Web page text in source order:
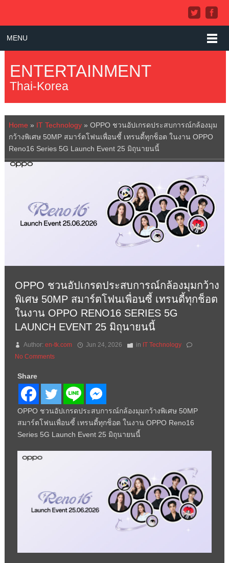
MENU
ENTERTAINMENT
Thai-Korea
Home » IT Technology» OPPO ชวนอัปเกรดประสบการณ์กล้องมุม
กว้างพิเศษ 50MP สมาร์ตโฟนเพื่อนซี้ เทรนดี้ทุกช็อต ในงาน OPPO
Reno16 Series 5G Launch Event 25 มิถุนายนนี้
OPPO ชวนอัปเกรดประสบการณ์กล้องมุมกว้าง
พิเศษ 50MP สมาร์ตโฟนเพื่อนซี้ เทรนดี้ทุกช็อต
ในงาน OPPO RENO16 SERIES 5G
LAUNCH EVENT 25 มิถุนายนนี้
Author: en-tk.com Jun 24, 2026 in IT Technology
No Comments
Share
OPPO ชวนอัปเกรดประสบการณ์กล้องมุมกว้างพิเศษ 50MP
สมาร์ตโฟนเพื่อนซี้ เทรนดี้ทุกช็อต ในงาน OPPO Reno16
Series 5G Launch Event 25 มิถุนายนนี้